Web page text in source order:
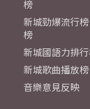
榜
新城勁爆流行
榜
新城國語力排
新城歌曲播放榜
音樂意見反映